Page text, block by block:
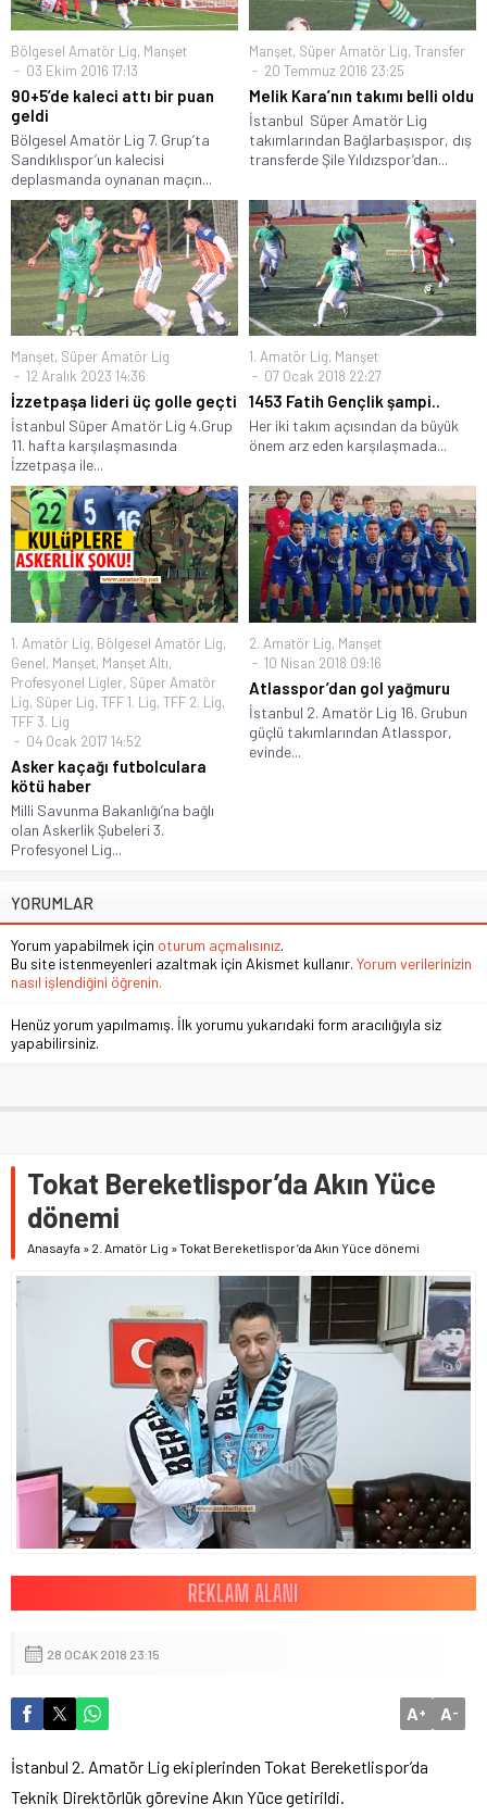
Bölgesel Amatör Lig, Manşet
03 Ekim 2016 17:13
90+5’de kaleci attı bir puan
geldi
Bölgesel Amatör Lig 7. Grup’ta
Sandıklıspor’un kalecisi
deplasmanda oynanan maçın...
Manşet, Süper Amatör Lig, Transfer
20 Temmuz 2016 23:25
Melik Kara’nın takımı belli oldu
İstanbul Süper Amatör Lig
takımlarından Bağlarbaşıspor, dış
transferde Şile Yıldızspor’dan...
Manşet, Süper Amatör Lig
12 Aralık 2023 14:36
İzzetpaşa lideri üç golle geçti
İstanbul Süper Amatör Lig 4.Grup
11. hafta karşılaşmasında
İzzetpaşa ile...
1. Amatör Lig, Manşet
07 Ocak 2018 22:27
1453 Fatih Gençlik şampi..
Her iki takım açısından da büyük
önem arz eden karşılaşmada...
1. Amatör Lig, Bölgesel Amatör Lig,
Genel, Manşet, Manşet Altı,
Profesyonel Ligler, Süper Amatör
Lig, Süper Lig, TFF 1. Lig, TFF 2. Lig,
TFF 3. Lig
04 Ocak 2017 14:52
Asker kaçağı futbolculara
kötü haber
Milli Savunma Bakanlığı’na bağlı
olan Askerlik Şubeleri 3.
Profesyonel Lig...
2. Amatör Lig, Manşet
10 Nisan 2018 09:16
Atlasspor’dan gol yağmuru
İstanbul 2. Amatör Lig 16. Grubun
güçlü takımlarından Atlasspor,
evinde...
YORUMLAR
Yorum yapabilmek için oturum açmalısınız.
Bu site istenmeyenleri azaltmak için Akismet kullanır. Yorum verilerinizin
nasıl işlendiğini öğrenin.
Henüz yorum yapılmamış. İlk yorumu yukarıdaki form aracılığıyla siz
yapabilirsiniz.
Tokat Bereketlispor’da Akın Yüce
dönemi
Anasayfa » 2. Amatör Lig »Tokat Bereketlispor’da Akın Yüce dönemi
28 OCAK 2018 23:15
A+ A-
İstanbul 2. Amatör Lig ekiplerinden Tokat Bereketlispor’da
Teknik Direktörlük görevine Akın Yüce getirildi.